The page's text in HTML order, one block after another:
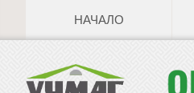
НАЧАЛО